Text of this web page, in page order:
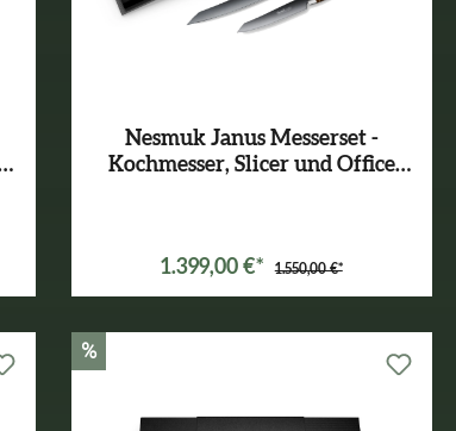
Nesmuk Janus Messerset -
Kochmesser, Slicer und Office
1.399,00 €* 1.550,00 €*
%